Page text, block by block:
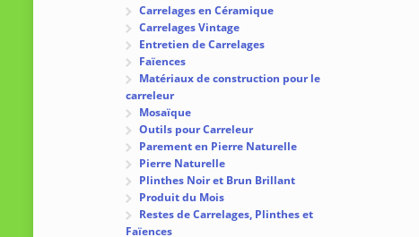
Carrelages en Céramique
Carrelages Vintage
Entretien de Carrelages
Faïences
Matériaux de construction pour le
carreleur
Mosaïque
Outils pour Carreleur
Parement en Pierre Naturelle
Pierre Naturelle
Plinthes Noir et Brun Brillant
Produit du Mois
Restes de Carrelages, Plinthes et
Faïences